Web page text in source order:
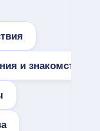
и знакомства